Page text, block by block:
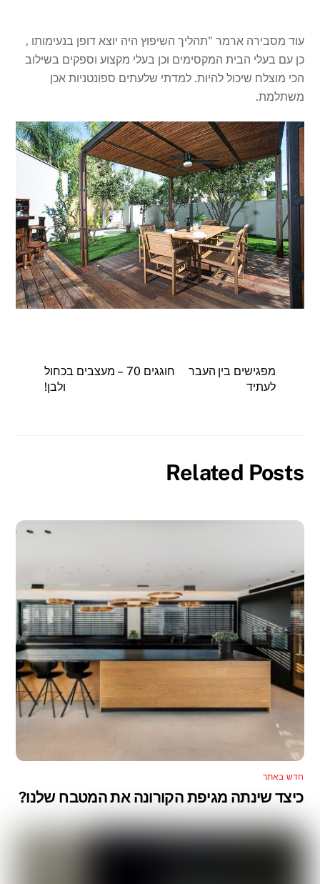
עוד מסבירה ארמר "תהליך השיפוץ היה יוצא דופן בנעימותו ,
כן עם בעלי הבית המקסימים וכן בעלי מקצוע וספקים בשילוב
הכי מוצלח שיכול להיות. למדתי שלעתים ספונטניות אכן
משתלמת.
מפגישים בין העבר
לעתיד
חוגגים 70 – מעצבים בכחול
ולבן!
Related Posts
חדש באתר
כיצד שינתה מגיפת הקורונה את המטבח שלנו?